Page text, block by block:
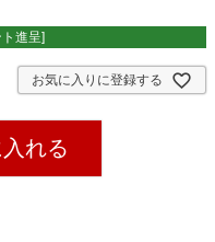
進呈]
お気に入りに登録する
れる